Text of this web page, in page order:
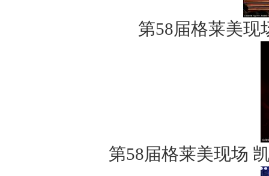
第58届格莱美现
第58届格莱美现场